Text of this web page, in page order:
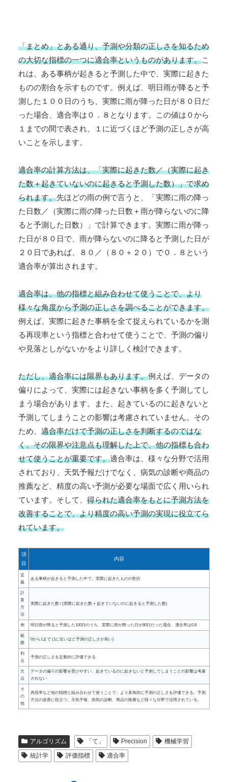
「まとめ」とある通り、予測や分類の正しさを知るため
の大切な指標の一つに適合率というものがあります。こ
れは、ある事柄が起きると予測した中で、実際に起きた
ものの割合を示すものです。例えば、明日雨が降ると予
測した１００日のうち、実際に雨が降った日が８０日だ
った場合、適合率は０．８となります。この値は０から
１までの間で表され、１に近づくほど予測の正しさが高
いことを示します。
適合率の計算方法は、「実際に起きた数／（実際に起き
た数＋起きていないのに起きると予測した数）」で求め
られます。先ほどの雨の例で言うと、「実際に雨の降っ
た日数／（実際に雨の降った日数＋雨が降らないのに降
ると予測した日数）」で計算できます。実際に雨が降っ
た日が８０日で、雨が降らないのに降ると予測した日が
２０日であれば、８０／（８０＋２０）で０．８という
適合率が算出されます。
適合率は、他の指標と組み合わせて使うことで、より
様々な角度から予測の正しさを調べることができます。
例えば、実際に起きた事柄を全て捉えられているかを測
る再現率という指標と合わせて使うことで、予測の偏り
や見落としがないかをより詳しく検討できます。
ただし、適合率には限界もあります。例えば、データの
偏りによって、実際には起きない事柄を多く予測してし
まう場合があります。また、起きているのに起きないと
予測してしまうことの影響は考慮されていません。その
ため、 適合率だけで予測の正しさを判断するのではな
く、その限界や注意点も理解した上で、他の指標も合わ
せて使うことが重要です。適合率は、様々な分野で活用
されており、天気予報だけでなく、病気の診断や商品の
推薦など、精度の高い予測が必要な場面で広く用いられ
ています。そして、 得られた適合率をもとに予測方法を
改善することで、より精度の高い予測の実現に役立てら
れています。
項
目
内容
定
義
ある事柄が起きると予測した中で、実際に起きたものの割合
計
算
方
法
実際に起きた数 / (実際に起きた数 + 起きていないのに起きると予測した数)
例 明日雨が降ると予測した100日のうち、実際に雨が降った日が80日だった場合、適合率は0.8
範
囲
0から1まで (1に近いほど予測の正しさが高い)
利
点
予測の正しさを定量的に評価できる
欠
点
データの偏りの影響を受けやすい、起きているのに起きないと予測してしまうことの影響は考慮
されない
そ
の
他
再現率など他の指標と組み合わせて使うことで、より多角的に予測の正しさを評価できる。予測
方法の改善に役立つ。天気予報、病気の診断、商品の推薦など様々な分野で活用されている。
アルゴリズム 「て」 Precision
機械学習
統計学
評価指標 適合率